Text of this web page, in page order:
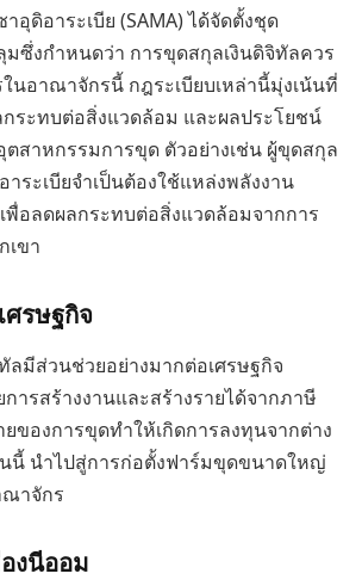
อุดิอาระเบีย (SAMA) ได้จัดตั้งชุด
ซึ่งกำหนดว่า การขุดสกุลเงินดิจิทัลควร
ในอาณาจักรนี้ กฎระเบียบเหล่านี้มุ่งเน้นที่
ระทบต่อสิ่งแวดล้อม และผลประโยชน์
ตสาหกรรมการขุด ตัวอย่างเช่น ผู้ขุดสกุล
ระเบียจำเป็นต้องใช้แหล่งพลังงาน
พื่อลดผลกระทบต่อสิ่งแวดล้อมจากการ
เขา
ศรษฐกิจ
ลมีส่วนช่วยอย่างมากต่อเศรษฐกิจ
ารสร้างงานและสร้างรายได้จากภาษี
ของการขุดทำให้เกิดการลงทุนจากต่าง
นี้ นำไปสู่การก่อตั้งฟาร์มขุดขนาดใหญ่
าจักร
งนีออม